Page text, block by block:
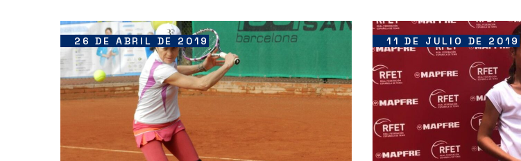
26 DE ABRIL DE 2019 11 DE JULIO DE 2019